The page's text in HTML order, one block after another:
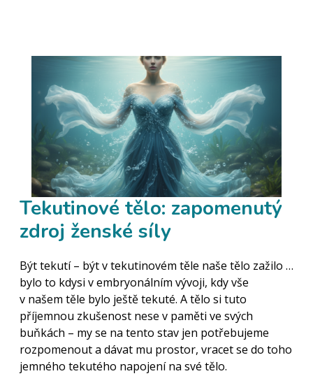
Tekutinové tělo: zapomenutý
zdroj ženské síly
Být tekutí – být v tekutinovém těle naše tělo zažilo …
bylo to kdysi v embryonálním vývoji, kdy vše
v našem těle bylo ještě tekuté. A tělo si tuto
příjemnou zkušenost nese v paměti ve svých
buňkách – my se na tento stav jen potřebujeme
rozpomenout a dávat mu prostor, vracet se do toho
jemného tekutého napojení na své tělo.